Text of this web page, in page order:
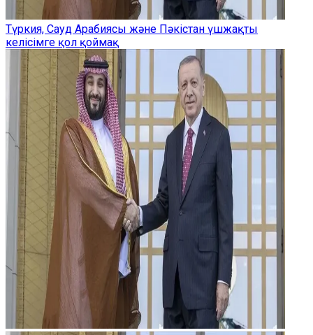
Түркия, Сауд Арабиясы және Пәкістан үшжақты
келісімге қол қоймақ